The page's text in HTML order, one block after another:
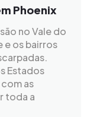
Phoenix
no Vale do
e os bairros
Estados
as
toda a